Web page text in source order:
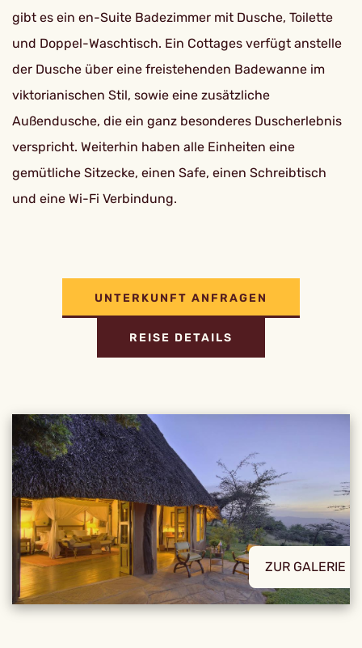
gibt es ein en-Suite Badezimmer mit Dusche, Toilette
und Doppel-Waschtisch. Ein Cottages verfügt anstelle
der Dusche über eine freistehenden Badewanne im
viktorianischen Stil, sowie eine zusätzliche
Außendusche, die ein ganz besonderes Duscherlebnis
verspricht. Weiterhin haben alle Einheiten eine
gemütliche Sitzecke, einen Safe, einen Schreibtisch
und eine Wi-Fi Verbindung.
UNTERKUNFT ANFRAGEN
REISE DETAILS
ZUR GALERIE